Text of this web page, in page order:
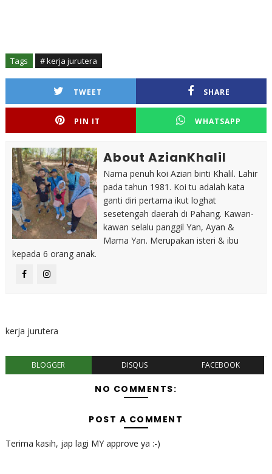
Tags # kerja jurutera
TWEET SHARE
PIN IT WHATSAPP
About AzianKhalil
Nama penuh koi Azian binti Khalil. Lahir
pada tahun 1981. Koi tu adalah kata
ganti diri pertama ikut loghat
sesetengah daerah di Pahang. Kawan-
kawan selalu panggil Yan, Ayan &
Mama Yan. Merupakan isteri & ibu
kepada 6 orang anak.
kerja jurutera
BLOGGER DISQUS FACEBOOK
NO COMMENTS:
POST A COMMENT
Terima kasih, jap lagi MY approve ya :-)